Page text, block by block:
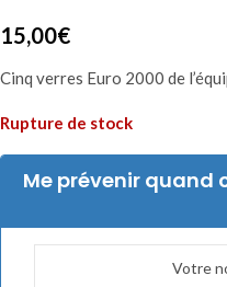
15,00€
Cinq verres Euro 2000 de
Rupture de stock
Me prévenir quand